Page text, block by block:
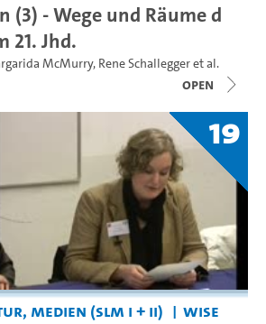
(3) - Wege und Räume d
21. Jhd.
McMurry, Rene Schalleggeret al.
open
19
Medien (SLM I + II)
WiSe